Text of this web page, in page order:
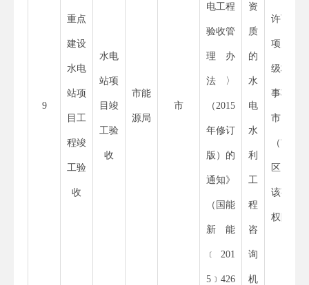
9
重点
建设
水电
站项
目工
程竣
工验
收
水电
站项
目竣
工验
收
市能
源局
市
电工程
验收管
理办
法〉
（ 2015
年修订
版）的
通知》
（国能
新能
﹝ 201
5 ﹞ 426
资
质
的
水
电
水
利
工
程
咨
询
机
许可事
项为省
级权限
事项，
市、县
（市、
区）无
该事项
权限